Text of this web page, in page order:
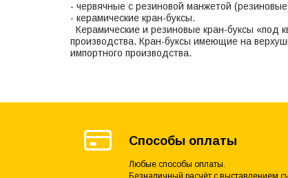
- червячные с резиновой манжетой
- керамические кран-буксы.
Керамические и резиновые кран-буксы «под
производства. Кран-буксы имеющие на
импортного производства.
Способы оплаты
Любые способы оплаты.
Безналичный расчёт с выставлением